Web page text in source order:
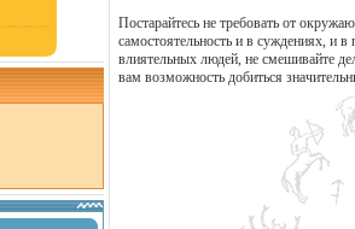
Постарайтесь не требовать от
самостоятельность и в суждениях, и в
влиятельных людей, не смешивайте
вам возможность добиться